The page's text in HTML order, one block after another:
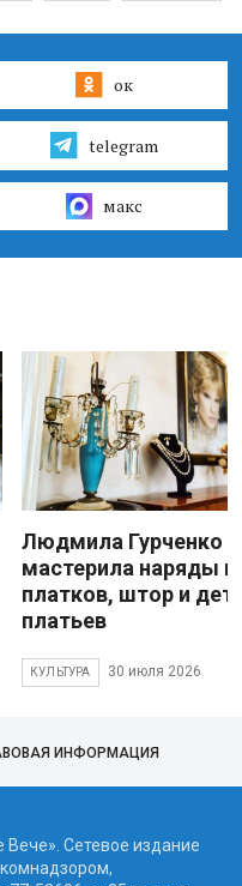
ок
telegram
макс
Людмила Гурченко
мастерила наряды
платков, штор и
платьев
КУЛЬТУРА 30 июля 2026
ИНФОРМАЦИЯ
Сетевое издание